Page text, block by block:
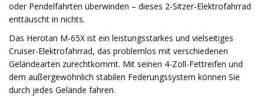
oder Pendelfahrten überwinden – dieses 2-Sitzer-Elektrofahrrad
enttäuscht in nichts.
Das Herotan M-65X ist ein leistungsstarkes und vielseitiges
Cruiser-Elektrofahrrad, das problemlos mit verschiedenen
Geländearten zurechtkommt. Mit seinen 4-Zoll-Fettreifen und
dem außergewöhnlich stabilen Federungssystem können Sie
durch jedes Gelände fahren.